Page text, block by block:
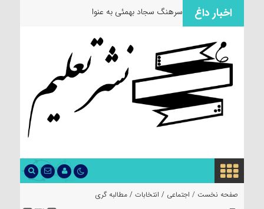
اخبار داغ سرهنگ سجاد بهمئی به عنوان مسئول
صفحه نخست / اجتماعی / انتخابات / مطالبه گری